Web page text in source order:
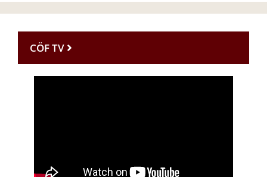
CÖF TV